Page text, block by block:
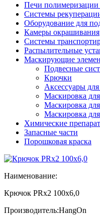
Печи
Системы
Оборудование для
Камеры окрашивания
Системы
Распылительные
Маскирующие
Подвесные
Крючки
Аксессуары
Маскировка
Маскировка
Маскировка
Химические
Запасные части
Порошковая краска
Наименование:
Крючок PRx2 100x6,0
Производитель:HangOn